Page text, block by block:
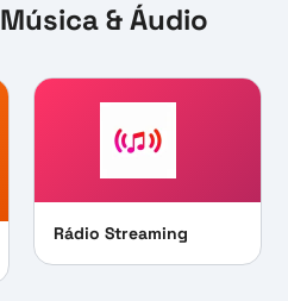
Música & Áudio
Rádio Streaming